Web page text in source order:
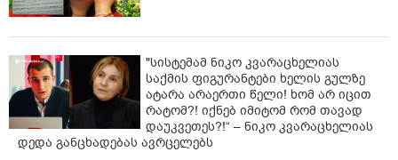
"სისტემამ ნიკო კვარაცხელიას
საქმის ფიგურანტები ხელის გულზე
ატარა არაერთი წელი! ხომ არ იცით
რატომ?! იქნებ იმიტომ რომ თავად
დაუკვეთეს?!“ – ნიკო კვარაცხელიას
დედა განცხადებას ავრცელებს